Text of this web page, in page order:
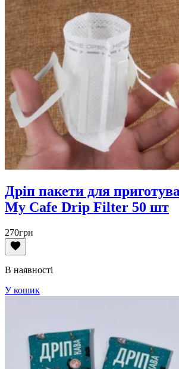
Дріп пакети для
My Cafe Drip Filter 50 шт
270грн
В наявності
У кошик